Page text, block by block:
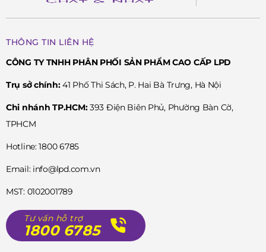
THÔNG TIN LIÊN HỆ
CÔNG TY TNHH PHÂN PHỐI SẢN PHẨM CAO CẤP LPD
Trụ sở chính:41 Phố Thi Sách, P. Hai Bà Trưng, Hà Nội
Chi nhánh TP.HCM:393 Điện Biên Phủ, Phường Bàn Cờ,
TPHCM
Hotline: 1800 6785
Email: info@lpd.com.vn
MST: 0102001789
Tư vấn hỗ trợ
1800 6785